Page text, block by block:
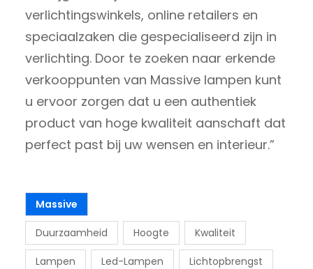
verlichtingswinkels, online retailers en
speciaalzaken die gespecialiseerd zijn in
verlichting. Door te zoeken naar erkende
verkooppunten van Massive lampen kunt
u ervoor zorgen dat u een authentiek
product van hoge kwaliteit aanschaft dat
perfect past bij uw wensen en interieur.”
Massive
Duurzaamheid Hoogte Kwaliteit
Lampen Led-Lampen Lichtopbrengst